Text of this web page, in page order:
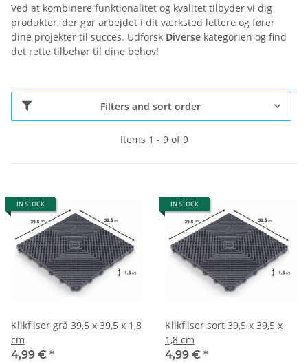
Ved at kombinere funktionalitet og kvalitet tilbyder vi dig
produkter, der gør arbejdet i dit værksted lettere og fører
dine projekter til succes. Udforsk Diverse kategorien og find
det rette tilbehør til dine behov!
Filters and sort order
Items 1 - 9 of 9
IN STOCK
Klikfliser grå 39,5 x 39,5 x 1,8
cm
4,99 € *
IN STOCK
Klikfliser sort 39,5 x 39,5 x
1,8 cm
4,99 € *